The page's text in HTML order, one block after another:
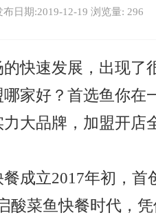
布日期:2019-12-19 浏览量: 296
快速发展，出现了
家好？首选鱼你在
大品牌，加盟开店
成立2017年初，首
酸菜鱼快餐时代，